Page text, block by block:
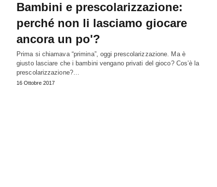
Bambini e prescolarizzazione:
perché non li lasciamo giocare
ancora un po'?
Prima si chiamava “primina”, oggi prescolarizzazione. Ma è
giusto lasciare che i bambini vengano privati del gioco? Cos’è la
prescolarizzazione?…
16 Ottobre 2017